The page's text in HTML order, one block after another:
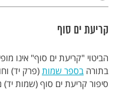
קריעת ים סוף
הביטוי "קריעת ים סוף" אינו
בתורה בספר שמות (פרק יד)
סיפור קריעת ים סוף (שמות